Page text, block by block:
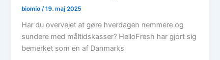
biomio/19. maj 2025
Har du overvejet at gøre hverdagen nemmere og
sundere med måltidskasser? HelloFresh har gjort sig
bemerket som en af Danmarks